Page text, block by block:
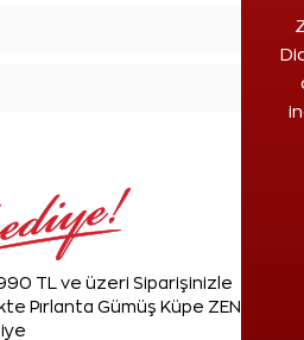
TL ve üzeri Siparişinizle
Pırlanta Gümüş Küpe ZEN'den